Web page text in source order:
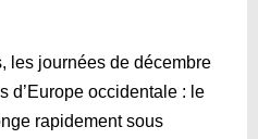
les journées de décembre
d’Europe occidentale : le
rapidement sous